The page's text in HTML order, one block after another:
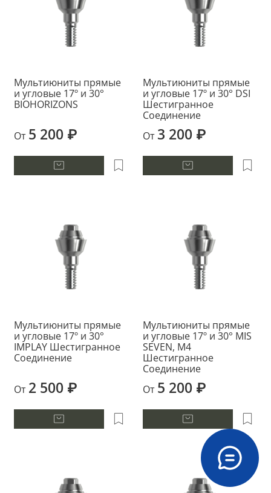
Мультиюниты прямые
и угловые 17º и 30°
BIOHORIZONS
От 5 200 ₽
Мультиюниты прямые
и угловые 17º и 30° DSI
Шестигранное
Соединение
От 3 200 ₽
Мультиюниты прямые
и угловые 17º и 30°
IMPLAY Шестигранное
Соединение
От 2 500 ₽
Мультиюниты прямые
и угловые 17º и 30° MIS
SEVEN, M4
Шестигранное
Соединение
От 5 200 ₽